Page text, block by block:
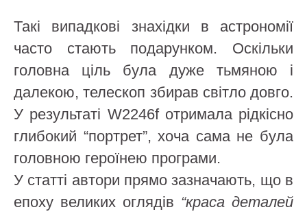
Такі випадкові знахідки в астрономії
часто стають подарунком. Оскільки
головна ціль була дуже тьмяною і
далекою, телескоп збирав світло довго.
У результаті W2246f отримала рідкісно
глибокий “портрет”, хоча сама не була
головною героїнею програми.
У статті автори прямо зазначають, що в
епоху великих оглядів “краса деталей